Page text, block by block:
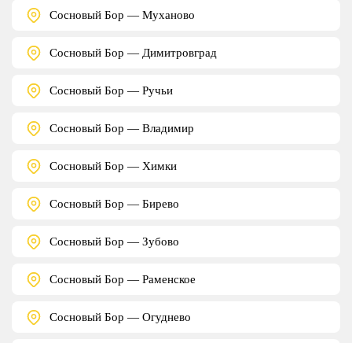
Сосновый Бор — Муханово
Сосновый Бор — Димитровград
Сосновый Бор — Ручьи
Сосновый Бор — Владимир
Сосновый Бор — Химки
Сосновый Бор — Бирево
Сосновый Бор — Зубово
Сосновый Бор — Раменское
Сосновый Бор — Огуднево